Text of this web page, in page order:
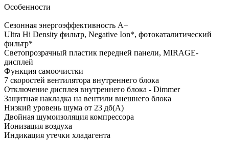
Особенности
Сезонная энергоэффективность A+
Ultra Hi Density фильтр, Negative Ion*, фотокаталитический
фильтр*
Светопрозрачный пластик передней панели, MIRAGE-
дисплей
Функция самоочистки
7 скоростей вентилятора внутреннего блока
Отключение дисплея внутреннего блока - Dimmer
Защитная накладка на вентили внешнего блока
Низкий уровень шума от 23 дб(А)
Двойная шумоизоляция компрессора
Ионизация воздуха
Индикация утечки хладагента